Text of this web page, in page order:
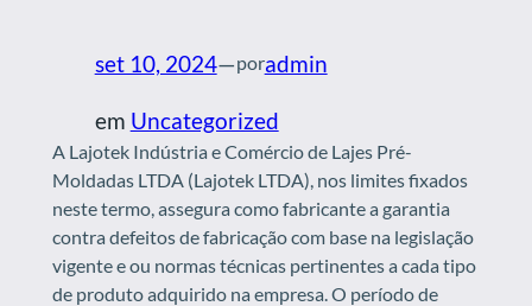
set 10, 2024—poradmin
em Uncategorized
A Lajotek Indústria e Comércio de Lajes Pré-
Moldadas LTDA (Lajotek LTDA), nos limites fixados
neste termo, assegura como fabricante a garantia
contra defeitos de fabricação com base na legislação
vigente e ou normas técnicas pertinentes a cada tipo
de produto adquirido na empresa. O período de